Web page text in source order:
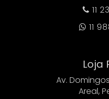
 11
 11
Loja
Av.
Areal,